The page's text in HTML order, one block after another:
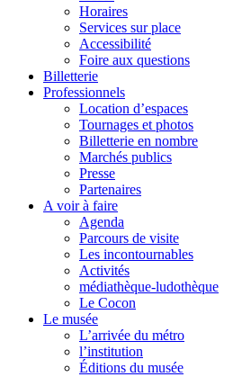
Horaires
Services sur place
Accessibilité
Foire aux questions
Billetterie
Professionnels
Location d’espaces
Tournages et photos
Billetterie en nombre
Marchés publics
Presse
Partenaires
A voir à faire
Agenda
Parcours de visite
Les incontournables
Activités
médiathèque-ludothèque
Le Cocon
Le musée
L’arrivée du métro
l’institution
Éditions du musée